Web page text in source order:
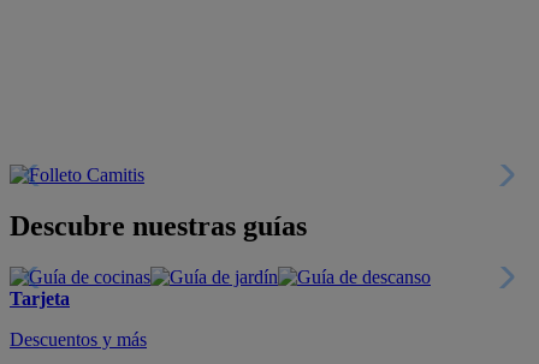
Descubre nuestras guías
Tarjeta
Descuentos y más